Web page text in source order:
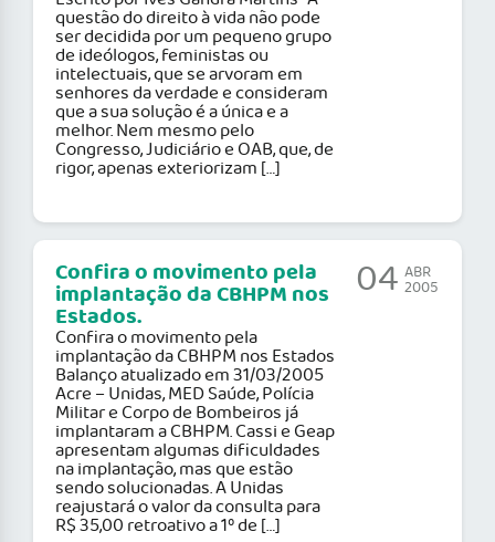
questão do direito à vida não pode
ser decidida por um pequeno grupo
de ideólogos, feministas ou
intelectuais, que se arvoram em
senhores da verdade e consideram
que a sua solução é a única e a
melhor. Nem mesmo pelo
Congresso, Judiciário e OAB, que, de
rigor, apenas exteriorizam […]
Confira o movimento pela
implantação da CBHPM nos
Estados.
Confira o movimento pela
implantação da CBHPM nos Estados
Balanço atualizado em 31/03/2005
Acre – Unidas, MED Saúde, Polícia
Militar e Corpo de Bombeiros já
implantaram a CBHPM. Cassi e Geap
apresentam algumas dificuldades
na implantação, mas que estão
sendo solucionadas. A Unidas
reajustará o valor da consulta para
R$ 35,00 retroativo a 1º de […]
04 ABR
2005